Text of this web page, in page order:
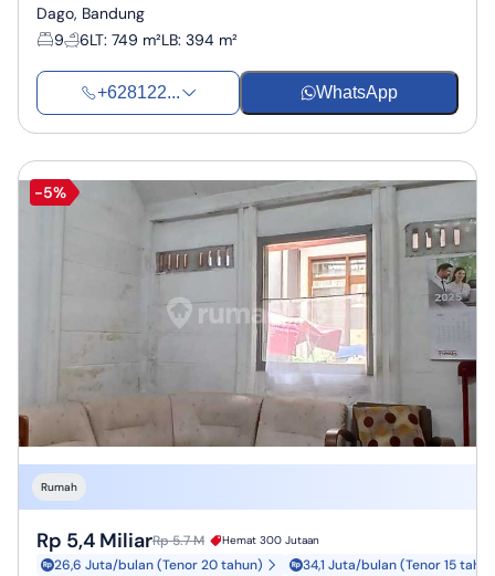
Dago, Bandung
9
6LT: 749 m²LB: 394 m²
+628122... WhatsApp
-5%
Rumah
Rp 5,4 MiliarRp 5.7 M Hemat 300 Jutaan
26,6 Juta/bulan (Tenor 20 tahun) 34,1 Juta/bulan (Tenor 15